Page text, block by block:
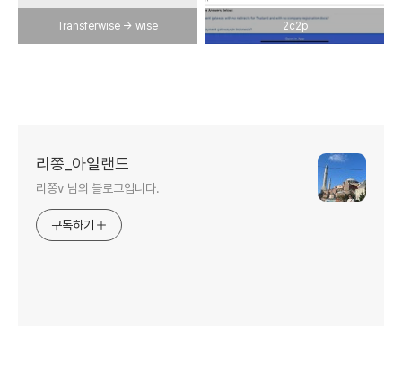
Transferwise -> wise 2c2p
리쫑_아일랜드
리쫑v 님의 블로그입니다.
구독하기